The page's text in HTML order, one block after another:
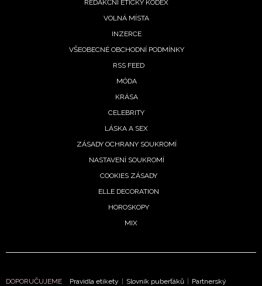
REDAKČNÍ ETICKÝ KODEX
VOLNÁ MÍSTA
INZERCE
VŠEOBECNÉ OBCHODNÍ PODMÍNKY
RSS FEED
MÓDA
KRÁSA
CELEBRITY
LÁSKA A SEX
ZÁSADY OCHRANY SOUKROMÍ
NASTAVENÍ SOUKROMÍ
COOKIES ZÁSADY
ELLE DECORATION
HOROSKOPY
MIX
DOPORUČUJEME Pravidla etikety | Slovník puberťáků | Partnerský